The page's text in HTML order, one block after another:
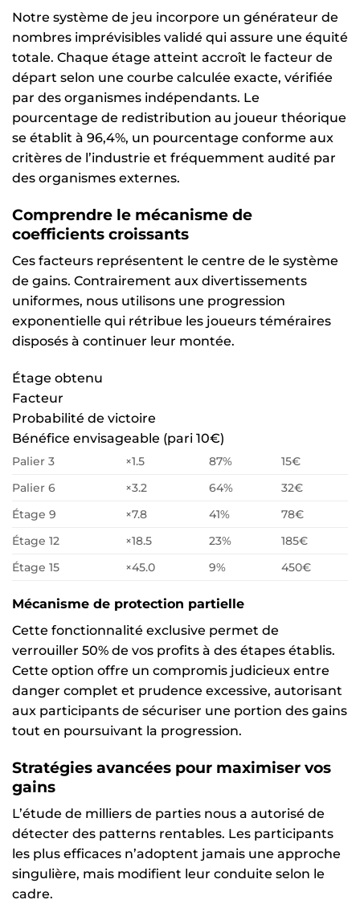
Notre système de jeu incorpore un générateur de
nombres imprévisibles validé qui assure une équité
totale. Chaque étage atteint accroît le facteur de
départ selon une courbe calculée exacte, vérifiée
par des organismes indépendants. Le
pourcentage de redistribution au joueur théorique
se établit à 96,4%, un pourcentage conforme aux
critères de l’industrie et fréquemment audité par
des organismes externes.
Comprendre le mécanisme de
coefficients croissants
Ces facteurs représentent le centre de le système
de gains. Contrairement aux divertissements
uniformes, nous utilisons une progression
exponentielle qui rétribue les joueurs téméraires
disposés à continuer leur montée.
Étage obtenu
Facteur
Probabilité de victoire
Bénéfice envisageable (pari 10€)
Palier 3 ×1.5 87%
15€
Palier 6
×3.2 64%
32€
Étage 9
×7.8 41%
78€
Étage 12
×18.5 23%
185€
Étage 15
×45.0 9% 450€
Mécanisme de protection partielle
Cette fonctionnalité exclusive permet de
verrouiller 50% de vos profits à des étapes établis.
Cette option offre un compromis judicieux entre
danger complet et prudence excessive, autorisant
aux participants de sécuriser une portion des gains
tout en poursuivant la progression.
Stratégies avancées pour maximiser vos
gains
L’étude de milliers de parties nous a autorisé de
détecter des patterns rentables. Les participants
les plus efficaces n’adoptent jamais une approche
singulière, mais modifient leur conduite selon le
cadre.